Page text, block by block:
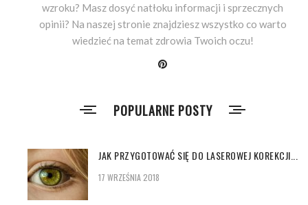
wzroku? Masz dosyć natłoku informacji i sprzecznych
opinii? Na naszej stronie znajdziesz wszystko co warto
wiedzieć na temat zdrowia Twoich oczu!
POPULARNE POSTY
JAK PRZYGOTOWAĆ SIĘ DO LASEROWEJ KOREKCJI...
17 WRZEŚNIA 2018